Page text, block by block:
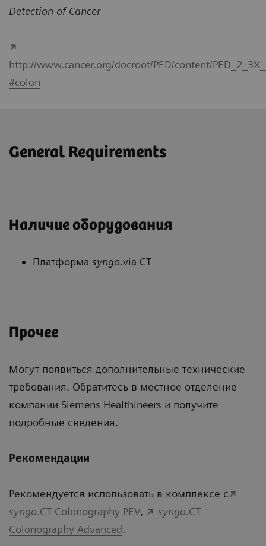
Detection of Cancer
http://www.cancer.org/docroot/PED/content/
#colon
General Requirements
Наличие оборудования
Платформа syngo.via CT
Прочее
Могут появиться дополнительные технические
требования. Обратитесь в местное отделение
компании Siemens Healthineers и получите
подробные сведения.
Рекомендации
Рекомендуется использовать в комплексе с
syngo.CT Colonography PEV, syngo.CT
Colonography Advanced.